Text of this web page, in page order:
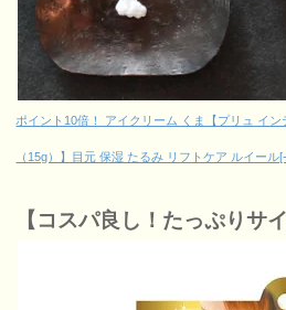
ポイント10倍！ アイクリーム くま【プリュ イ
（15g）】目元 保湿 たるみ リフトケア ルイール
【コスパ良し！たっぷりサ